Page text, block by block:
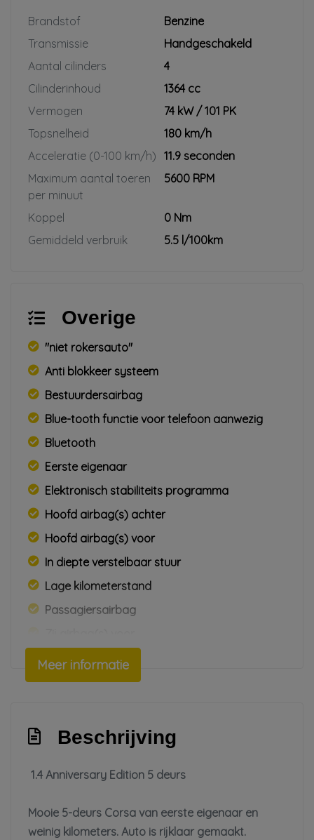
Brandstof
Benzine
Transmissie
Handgeschakeld
Aantal cilinders
4
Cilinderinhoud
1364 cc
Vermogen
74 kW / 101 PK
Topsnelheid
180 km/h
Acceleratie (0-100 km/h) 11.9 seconden
Maximum aantal toeren
per minuut
5600 RPM
Koppel
0 Nm
Gemiddeld verbruik
5.5 l/100km
Overige
"niet rokersauto"
Anti blokkeer systeem
Bestuurdersairbag
Blue-tooth functie voor telefoon aanwezig
Bluetooth
Eerste eigenaar
Elektronisch stabiliteits programma
Hoofd airbag(s) achter
Hoofd airbag(s) voor
In diepte verstelbaar stuur
Lage kilometerstand
Passagiersairbag
Interieur
Bestuurdersstoel in hoogte verstelbaar
Elektrische ramen voor
Stuur verstelbaar
Meer informatie
Beschrijving
1.4 Anniversary Edition 5 deurs
Mooie 5-deurs Corsa van eerste eigenaar en
weinig kilometers. Auto is rijklaar gemaakt.